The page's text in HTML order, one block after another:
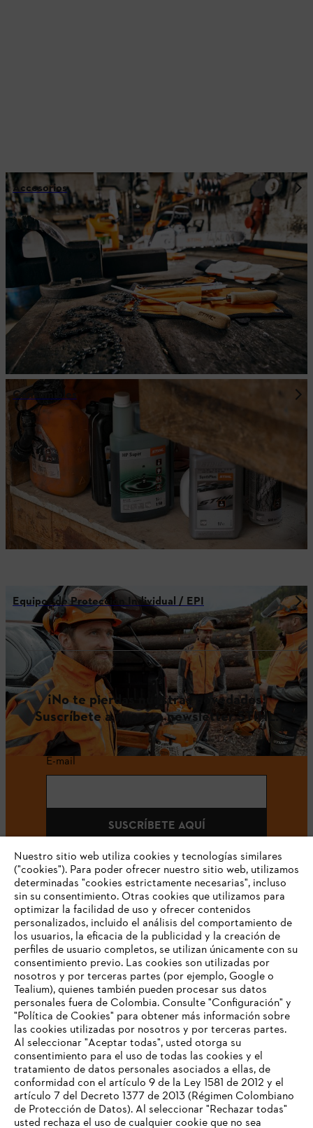
Accesorios
Consumibles
Equipos de Protección Individual / EPI
¡No te pierdas nuestras novedades!
Suscríbete a nuestro newsletter STIHL.
E-mail
SUSCRÍBETE AQUÍ
#STIHLCOLOMBIA
Nuestra empresa
Preguntas frecuentes
TU NAVEGADOR NO ES
COMPATIBLE
Nuestro sitio web utiliza cookies y tecnologías similares
("cookies"). Para poder ofrecer nuestro sitio web, utilizamos
determinadas "cookies estrictamente necesarias", incluso
sin su consentimiento. Otras cookies que utilizamos para
optimizar la facilidad de uso y ofrecer contenidos
personalizados, incluido el análisis del comportamiento de
los usuarios, la eficacia de la publicidad y la creación de
perfiles de usuario completos, se utilizan únicamente con su
consentimiento previo. Las cookies son utilizadas por
nosotros y por terceras partes (por ejemplo, Google o
Tealium), quienes también pueden procesar sus datos
personales fuera de Colombia. Consulte "Configuración" y
"Política de Cookies" para obtener más información sobre
las cookies utilizadas por nosotros y por terceras partes.
Al seleccionar "Aceptar todas", usted otorga su
consentimiento para el uso de todas las cookies y el
tratamiento de datos personales asociados a ellas, de
conformidad con el artículo 9 de la Ley 1581 de 2012 y el
artículo 7 del Decreto 1377 de 2013 (Régimen Colombiano
de Protección de Datos). Al seleccionar "Rechazar todas"
usted rechaza el uso de cualquier cookie que no sea